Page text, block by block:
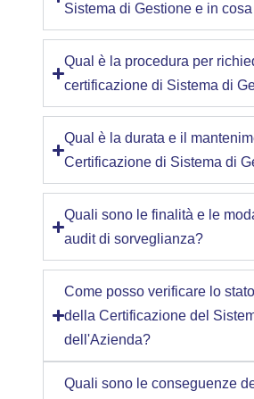
Sistema di Gestione e in
Qual è la procedura per
certificazione di Sistema di
Qual è la durata e il
Certificazione di Sistema di
Quali sono le finalità e le
audit di sorveglianza?
Come posso verificare lo
della Certificazione del
dell'Azienda?
Quali sono le conseguenze